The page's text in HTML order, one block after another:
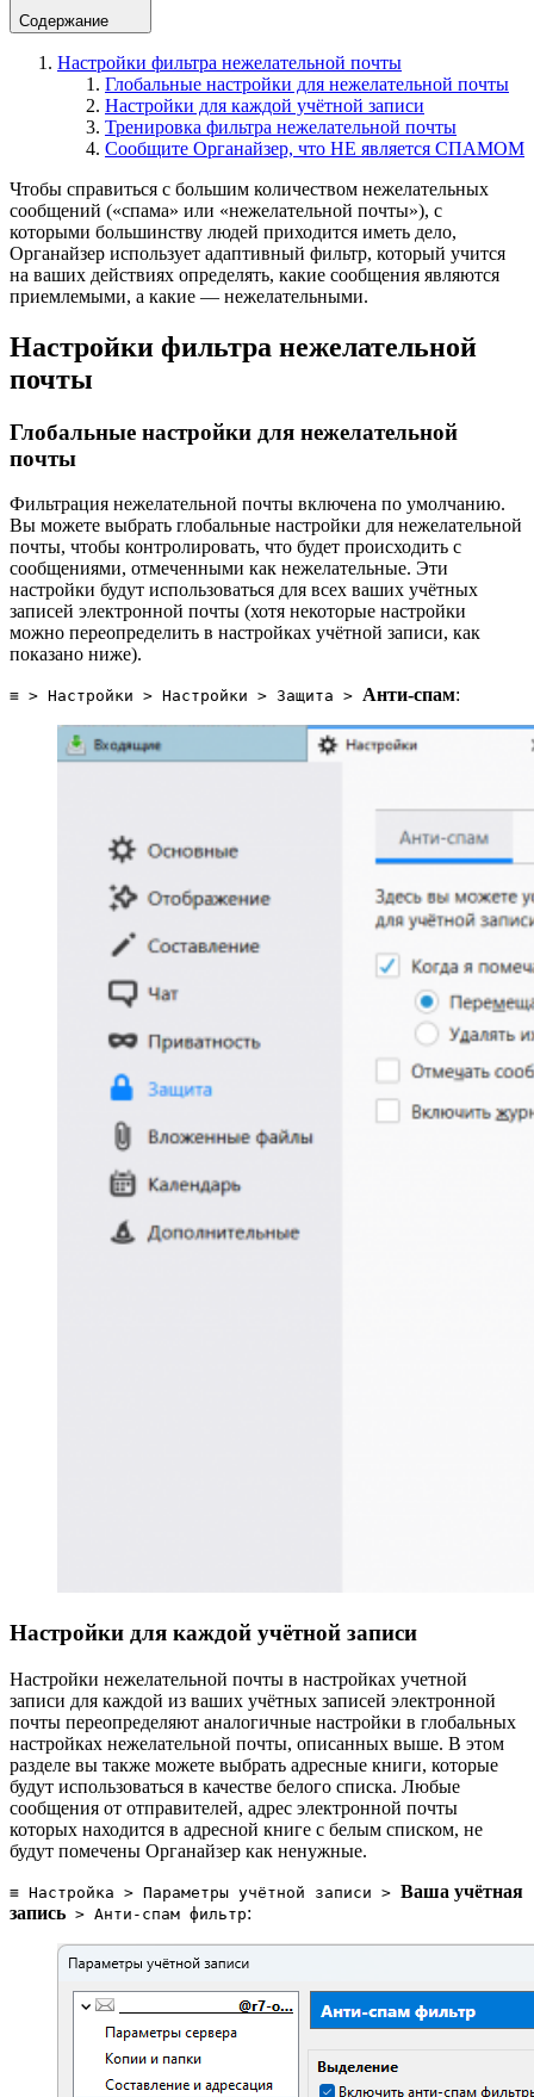
Содержание
Настройки фильтра нежелательной почты
Глобальные настройки для нежелательной почты
Настройки для каждой учётной записи
Тренировка фильтра нежелательной почты
Сообщите Органайзер, что НЕ является СПАМОМ
Чтобы справиться с большим количеством нежелательных
сообщений («спама» или «нежелательной почты»), с
которыми большинству людей приходится иметь дело,
Органайзер использует адаптивный фильтр, который учится
на ваших действиях определять, какие сообщения являются
приемлемыми, а какие — нежелательными.
Настройки фильтра нежелательной
почты
Глобальные настройки для нежелательной
почты
Фильтрация нежелательной почты включена по умолчанию.
Вы можете выбрать глобальные настройки для нежелательной
почты, чтобы контролировать, что будет происходить с
сообщениями, отмеченными как нежелательные. Эти
настройки будут использоваться для всех ваших учётных
записей электронной почты (хотя некоторые настройки
можно переопределить в настройках учётной записи, как
показано ниже).
≡ > Настройки > Настройки > Защита > Анти-спам:
Настройки для каждой учётной записи
Настройки нежелательной почты в настройках учетной
записи для каждой из ваших учётных записей электронной
почты переопределяют аналогичные настройки в глобальных
настройках нежелательной почты, описанных выше. В этом
разделе вы также можете выбрать адресные книги, которые
будут использоваться в качестве белого списка. Любые
сообщения от отправителей, адрес электронной почты
которых находится в адресной книге с белым списком, не
будут помечены Органайзер как ненужные.
≡ Настройка > Параметры учётной записи > Ваша учётная
запись > Анти-спам фильтр: